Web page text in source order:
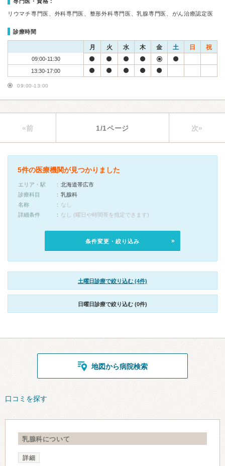
リウマチ専門医、外科専門医、整形外科専門医、乳腺専門医、がん治療認定医
診療時間
月 火 水 木 金 土 日 祝
09:00-11:30
13:30-17:00
09:00-13:00
«前 1/1ページ 次»
5件の医療機関が見つかりました
エリア・駅
北海道帯広市
診療科目
乳腺科
名称
なし
詳細条件
なし (曜日や時間帯を指定できます)
条件変更・絞り込み
土曜日診療で絞り込む (4件)
日曜日診療で絞り込む (0件)
地図から病院検索
口コミを探す
乳腺科について
詳細